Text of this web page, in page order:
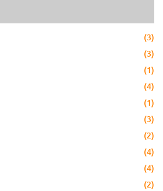
(3)
(3)
(1)
(4)
(1)
(3)
(2)
(4)
(4)
(2)